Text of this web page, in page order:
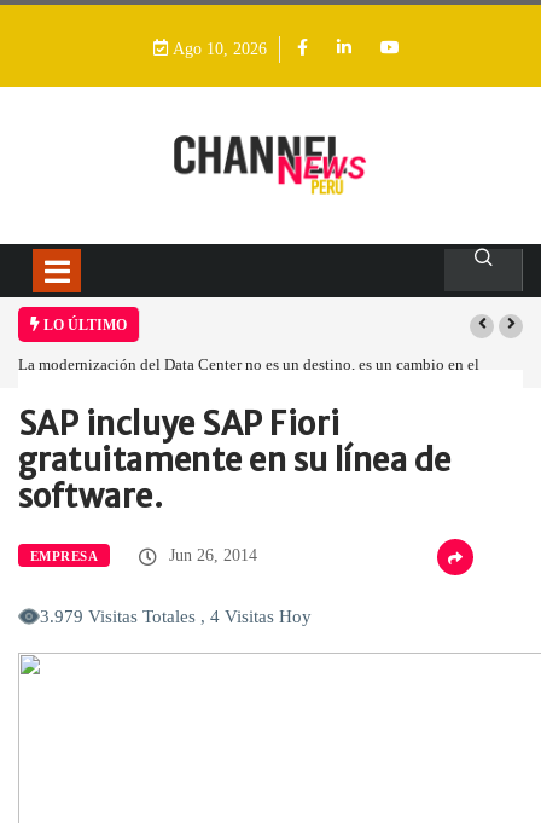
Ago 10, 2026
LO ÚLTIMO
La modernización del Data Center no es un destino, es un cambio en el
Home
Empresa SAP incluye SAP…
SAP incluye SAP Fiori
gratuitamente en su línea de
software.
EMPRESA Jun 26, 2014
3.979 Visitas Totales , 4 Visitas Hoy